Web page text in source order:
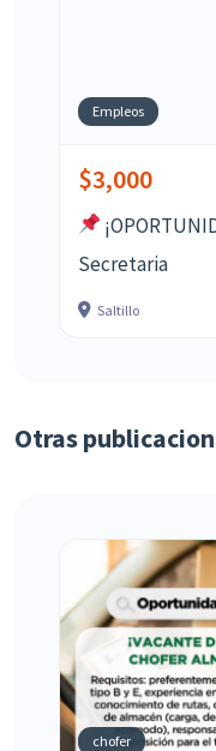
Empleos
$3,000
Secretaria
Saltillo
Otras
chofer